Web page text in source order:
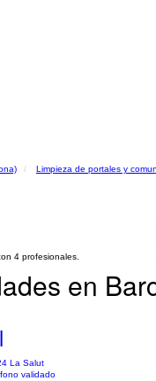
Limpieza de portales y
4 profesionales.
en
La Salut
validado